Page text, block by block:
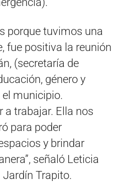
porque tuvimos una
fue positiva la reunión
(secretaría de
género y
el municipio.
a trabajar. Ella nos
para poder
y brindar
señaló Leticia
Jardín Trapito.